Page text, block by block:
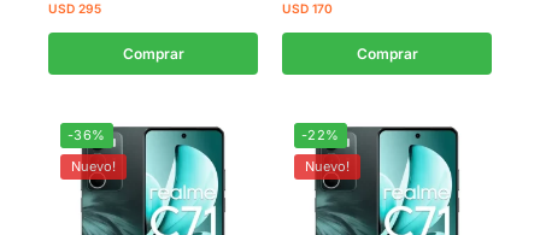
USD 295
Comprar
USD 170
Comprar
-36%
Nuevo!
-22%
Nuevo!